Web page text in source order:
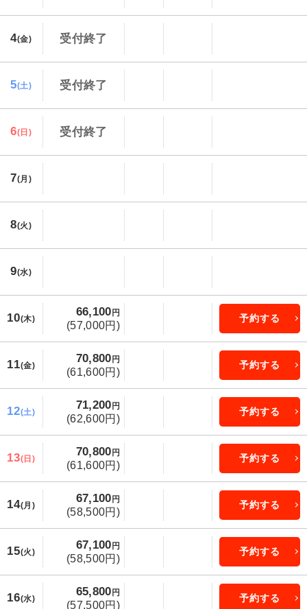
4(金) 受付終了
5(土) 受付終了
6(日) 受付終了
7(月)
8(火)
9(水)
10(木)
66,100円
(57,000円)
予約する
11(金)
70,800円
(61,600円)
予約する
12(土)
71,200円
(62,600円)
予約する
13(日)
70,800円
(61,600円)
予約する
14(月)
67,100円
(58,500円)
予約する
15(火)
67,100円
(58,500円)
予約する
16(水)
65,800円
(57,500円)
予約する